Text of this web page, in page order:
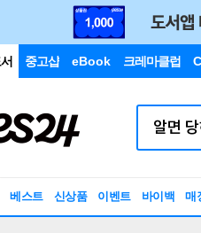
중고샵 eBook 크레마클럽
베스트 신상품 이벤트 바이백 매